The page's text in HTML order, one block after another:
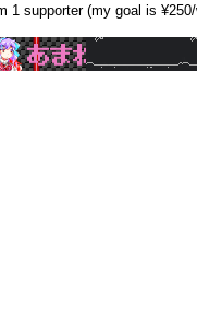
1 supporter (my goal is